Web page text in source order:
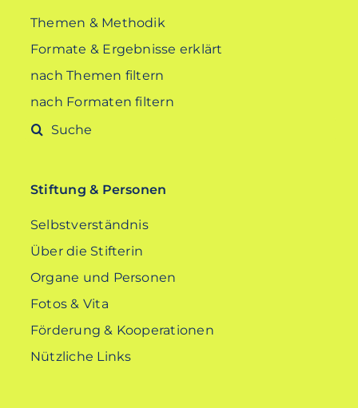
Themen & Methodik
Formate & Ergebnisse erklärt
nach Themen filtern
nach Formaten filtern
Suche
Stiftung & Personen
Selbstverständnis
Über die Stifterin
Organe und Personen
Fotos & Vita
Förderung & Kooperationen
Nützliche Links